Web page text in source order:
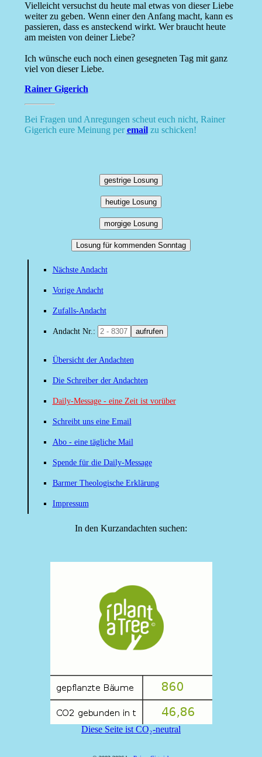
Vielleicht versuchst du heute mal etwas von dieser Liebe
weiter zu geben. Wenn einer den Anfang macht, kann es
passieren, dass es ansteckend wirkt. Wer braucht heute
am meisten von deiner Liebe?
Ich wünsche euch noch einen gesegneten Tag mit ganz
viel von dieser Liebe.
Rainer Gigerich
Bei Fragen und Anregungen scheut euch nicht, Rainer
Gigerich eure Meinung peremailzu schicken!
gestrige Losung
heutige Losung
morgige Losung
Losung für kommenden Sonntag
Nächste Andacht
Vorige Andacht
Zufalls-Andacht
Andacht Nr.: aufrufen
Übersicht der Andachten
Die Schreiber der Andachten
Daily-Message - eine Zeit ist vorüber
Schreibt uns eine Email
Abo - eine tägliche Mail
Spende für die Daily-Message
Barmer Theologische Erklärung
Impressum
In den Kurzandachten suchen:
Diese Seite ist CO₂-neutral